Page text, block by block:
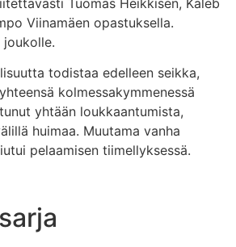
Viinamäen opastuksella.
todistaa edelleen seikka,
kolmessakymmenessä
yhtään loukkaantumista,
huimaa. Muutama vanha
pelaamisen tiimellyksessä.